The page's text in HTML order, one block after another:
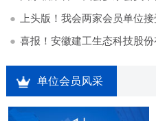
单位会员风采